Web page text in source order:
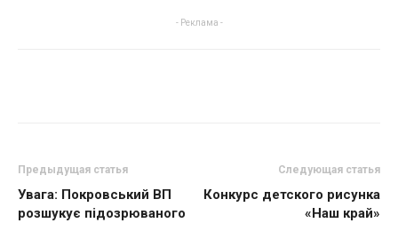
- Реклама -
Предыдущая статья
Увага: Покровський ВП
розшукує підозрюваного
Следующая статья
Конкурс детского рисунка
«Наш край»